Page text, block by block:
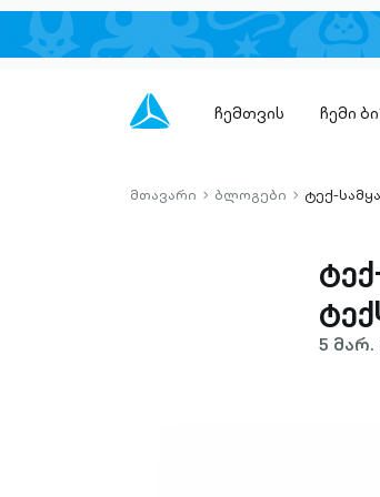
ჩემთვის ჩემი
მთავარი chevron-
ბლოგები chevron-
ტექ-
5 მარ.